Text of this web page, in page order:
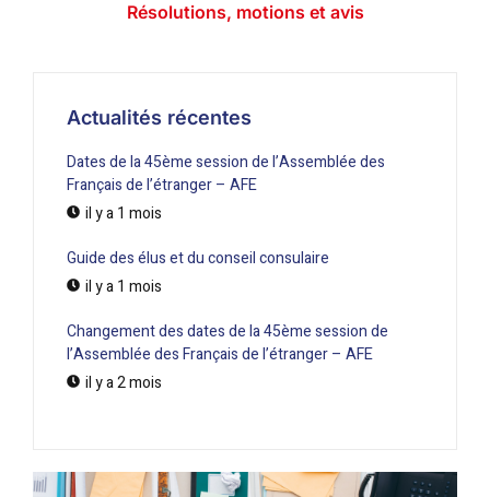
Résolutions, motions et avis
Actualités récentes
Dates de la 45ème session de l’Assemblée des
Français de l’étranger – AFE
il y a 1 mois
Guide des élus et du conseil consulaire
il y a 1 mois
Changement des dates de la 45ème session de
l’Assemblée des Français de l’étranger – AFE
il y a 2 mois